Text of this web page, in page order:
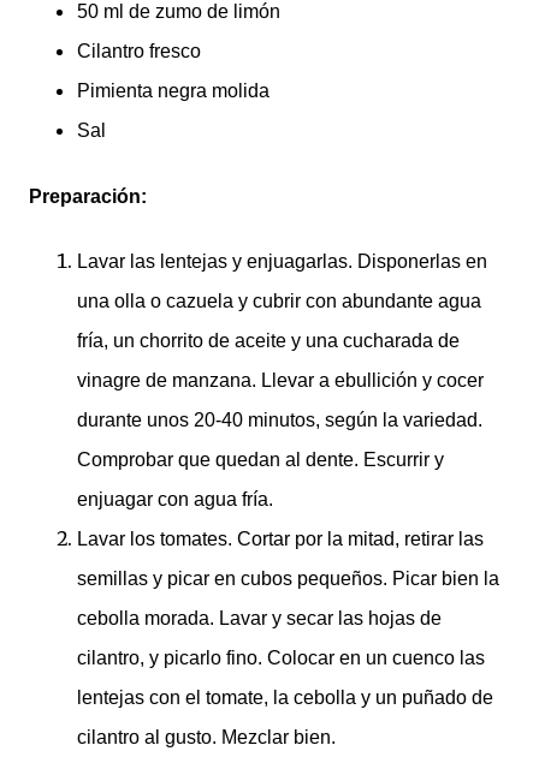
50 ml de zumo de limón
Cilantro fresco
Pimienta negra molida
Sal
Preparación:
Lavar las lentejas y enjuagarlas. Disponerlas en
una olla o cazuela y cubrir con abundante agua
fría, un chorrito de aceite y una cucharada de
vinagre de manzana. Llevar a ebullición y cocer
durante unos 20-40 minutos, según la variedad.
Comprobar que quedan al dente. Escurrir y
enjuagar con agua fría.
Lavar los tomates. Cortar por la mitad, retirar las
semillas y picar en cubos pequeños. Picar bien la
cebolla morada. Lavar y secar las hojas de
cilantro, y picarlo fino. Colocar en un cuenco las
lentejas con el tomate, la cebolla y un puñado de
cilantro al gusto. Mezclar bien.